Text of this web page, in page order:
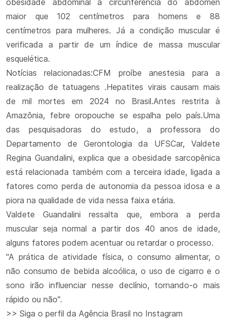
obesidade abdominal a circunferência do abdômen
maior que 102 centímetros para homens e 88
centímetros para mulheres. Já a condição muscular é
verificada a partir de um índice de massa muscular
esquelética.
Notícias relacionadas:CFM proíbe anestesia para a
realização de tatuagens .Hepatites virais causam mais
de mil mortes em 2024 no Brasil.Antes restrita à
Amazônia, febre oropouche se espalha pelo país.Uma
das pesquisadoras do estudo, a professora do
Departamento de Gerontologia da UFSCar, Valdete
Regina Guandalini, explica que a obesidade sarcopênica
está relacionada também com a terceira idade, ligada a
fatores como perda de autonomia da pessoa idosa e a
piora na qualidade de vida nessa faixa etária.
Valdete Guandalini ressalta que, embora a perda
muscular seja normal a partir dos 40 anos de idade,
alguns fatores podem acentuar ou retardar o processo.
"A prática de atividade física, o consumo alimentar, o
não consumo de bebida alcoólica, o uso de cigarro e o
sono irão influenciar nesse declínio, tornando-o mais
rápido ou não".
>> Siga o perfil da Agência Brasil no Instagram